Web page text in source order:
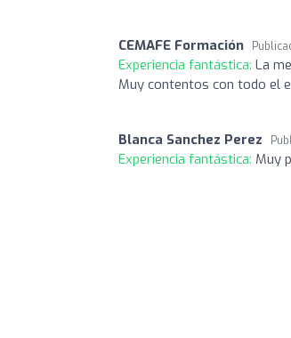
CEMAFE Formación
Experiencia fantástica: La
Muy contentos con todo el
Blanca Sanchez Perez
Experiencia fantástica: Muy